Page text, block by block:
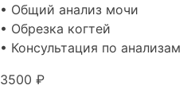
• Общий анализ мочи
• Обрезка когтей
• Консультация по анализам
3500 ₽